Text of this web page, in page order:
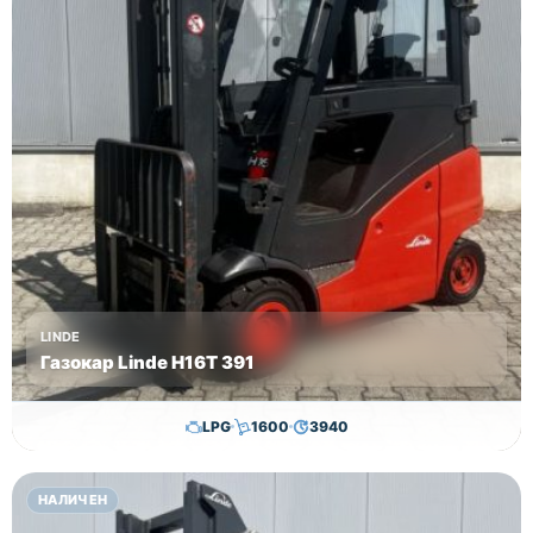
LINDE
Газокар Linde H16T 391
LPG 1600 3940
11,500.00€11,300.00€
Височина Година
НАЛИЧЕН